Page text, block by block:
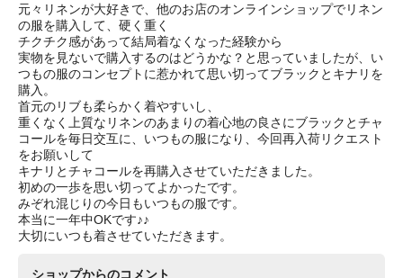
元々リネンが大好きで、他のお店のオンラインショップでリネン
の服を購入して、硬く重く
チクチク感があって結局着なくなった経験から
実物を見ないで購入するのはどうかな？と思っていましたが、い
つもの服のコンセプトに惹かれて思い切ってブラックとキナリを
購入。
首元のリブも柔らかく着やすいし、
重くなく上質なリネンのあまりの着心地の良さにブラックとチャ
コールを毎日交互に、いつもの服になり、今回再入荷リクエスト
をお願いして
キナリとチャコールを再購入させていただきました。
初めの一歩を思い切ってよかったです。
みぞれ混じりの今日もいつもの服です。
本当に一年中OKです♪♪
大切にいつも着させていただきます。
ショップからのコメント